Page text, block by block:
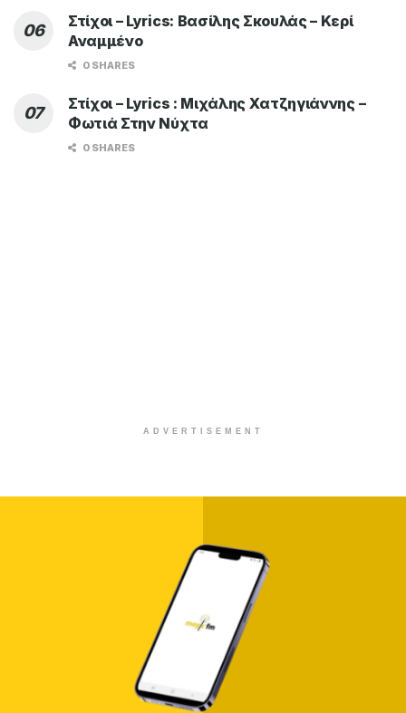
Στίχοι – Lyrics: Βασίλης Σκουλάς – Κερί
Αναμμένο
0 SHARES
Στίχοι – Lyrics : Μιχάλης Χατζηγιάννης –
Φωτιά Στην Νύχτα
0 SHARES
ADVERTISEMENT